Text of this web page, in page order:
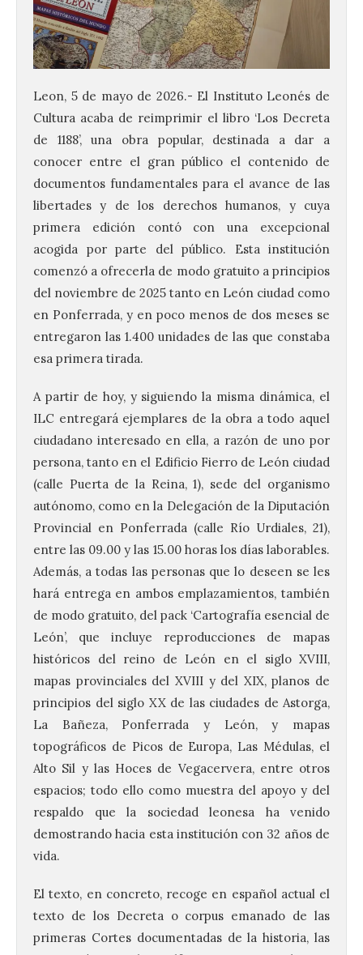
Leon, 5 de mayo de 2026.- El Instituto Leonés de
Cultura acaba de reimprimir el libro ‘Los Decreta
de 1188’, una obra popular, destinada a dar a
conocer entre el gran público el contenido de
documentos fundamentales para el avance de las
libertades y de los derechos humanos, y cuya
primera edición contó con una excepcional
acogida por parte del público. Esta institución
comenzó a ofrecerla de modo gratuito a principios
del noviembre de 2025 tanto en León ciudad como
en Ponferrada, y en poco menos de dos meses se
entregaron las 1.400 unidades de las que constaba
esa primera tirada.
A partir de hoy, y siguiendo la misma dinámica, el
ILC entregará ejemplares de la obra a todo aquel
ciudadano interesado en ella, a razón de uno por
persona, tanto en el Edificio Fierro de León ciudad
(calle Puerta de la Reina, 1), sede del organismo
autónomo, como en la Delegación de la Diputación
Provincial en Ponferrada (calle Río Urdiales, 21),
entre las 09.00 y las 15.00 horas los días laborables.
Además, a todas las personas que lo deseen se les
hará entrega en ambos emplazamientos, también
de modo gratuito, del pack ‘Cartografía esencial de
León’, que incluye reproducciones de mapas
históricos del reino de León en el siglo XVIII,
mapas provinciales del XVIII y del XIX, planos de
principios del siglo XX de las ciudades de Astorga,
La Bañeza, Ponferrada y León, y mapas
topográficos de Picos de Europa, Las Médulas, el
Alto Sil y las Hoces de Vegacervera, entre otros
espacios; todo ello como muestra del apoyo y del
respaldo que la sociedad leonesa ha venido
demostrando hacia esta institución con 32 años de
vida.
El texto, en concreto, recoge en español actual el
texto de los Decreta o corpus emanado de las
primeras Cortes documentadas de la historia, las